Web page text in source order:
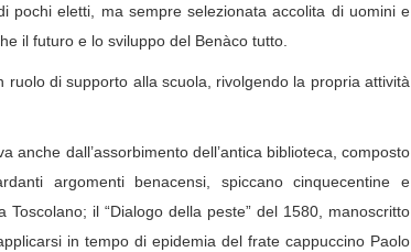
pochi eletti, ma sempre selezionata accolita di uomini e
il futuro e lo sviluppo del Benàco tutto.
di supporto alla scuola, rivolgendo la propria attività
dall’assorbimento dell’antica biblioteca, composto
argomenti benacensi, spiccano cinquecentine e
il “Dialogo della peste” del 1580, manoscritto
in tempo di epidemia del frate cappuccino Paolo